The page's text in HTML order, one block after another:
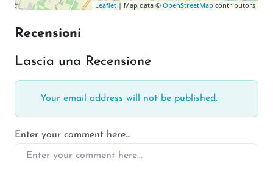
Leaflet | Map data © OpenStreetMap contributors
Recensioni
Lascia una Recensione
Your email address will not be published.
Enter your comment here…